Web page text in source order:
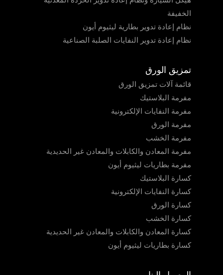
الخفيفة
نظام إعادة تدوير بطارية ليثيوم أيون
نظام إعادة تدوير النفايات الصلبة الصناعية
تمزيق الورق
قائمة آلات تمزيق الورق
مفرمة البلاستيك
مفرمة النفايات الإلكترونية
مفرمة الورق
مفرمة الخشب
مفرمة المعادن والكابلات والمعادن غير الحديدية
مفرمة بطاريات ليثيوم أيون
كسارة البلاستيك
كسارة النفايات الإلكترونية
كسارة الورق
كسارة الخشب
كسارة المعادن والكابلات والمعادن غير الحديدية
كسارة بطاريات ليثيوم أيون